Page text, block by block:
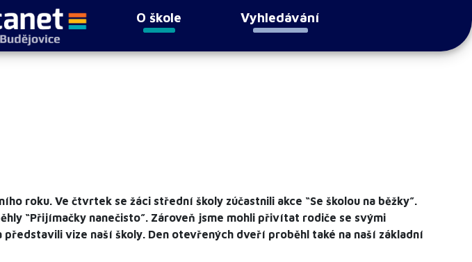
O škole Vyhledávání
roku. Ve čtvrtek se žáci střední školy zúčastnili akce “Se školou na běžky”.
“Přijímačky nanečisto”. Zároveň jsme mohli přivítat rodiče se svými
vize naší školy. Den otevřených dveří proběhl také na naší základní